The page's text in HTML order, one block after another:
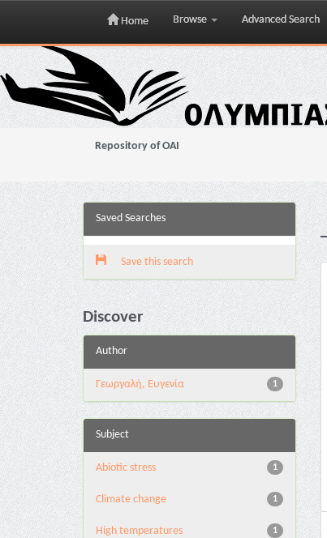
Skip
navigation
Home Browse Advanced Search
Repository of OAI
Saved Searches
Save this search
Discover
Author
1
Γεωργαλή, Ευγενία
Subject
1
Abiotic stress
1
Climate change
1
High temperatures